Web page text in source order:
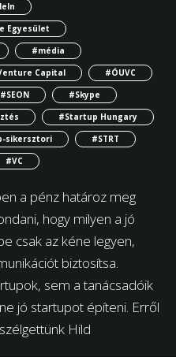
Egyesület
#média
Capital
#ÓUVC
#SEON
#Skype
#Startup Hungary
sikersztori
#STRT
#VC
a pénz határoz meg
hogy milyen a jó
csak az kéne legyen,
biztosítsa.
sem a tanácsadóik
jó startupot építeni. Erről
Hild